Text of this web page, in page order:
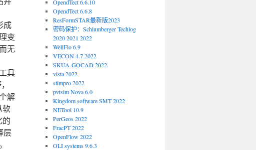
成
变
无
具
解
软
的
层
OpendTect 6.6.10
OpendTect 6.6.8
ResFormSTAR最新版2023
密码保护：Schlumberger Techlog
2020 2021 2022
WellFlo 6.9
VECON 4.7 2022
SKUA-GOCAD 2022
vista 2022
stimpro 2022
pvtsim Nova 6.0
Kingdom software SMT 2022
NETool 10.9
PerGeos 2022
FracPT 2022
OpenFlow 2022
OLI systems 9.6.3